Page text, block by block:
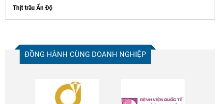
Thịt trâu Ấn Độ
ĐỒNG HÀNH CÙNG DOANH NGHIỆP